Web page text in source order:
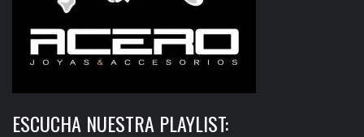
ESCUCHA NUESTRA PLAYLIST: